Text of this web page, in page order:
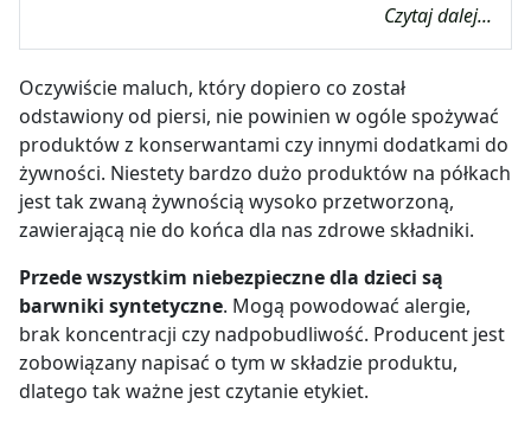
Czytaj dalej...
Oczywiście maluch, który dopiero co został
odstawiony od piersi, nie powinien w ogóle spożywać
produktów z konserwantami czy innymi dodatkami do
żywności. Niestety bardzo dużo produktów na półkach
jest tak zwaną żywnością wysoko przetworzoną,
zawierającą nie do końca dla nas zdrowe składniki.
Przede wszystkim niebezpieczne dla dzieci są
barwniki syntetyczne. Mogą powodować alergie,
brak koncentracji czy nadpobudliwość. Producent jest
zobowiązany napisać o tym w składzie produktu,
dlatego tak ważne jest czytanie etykiet.